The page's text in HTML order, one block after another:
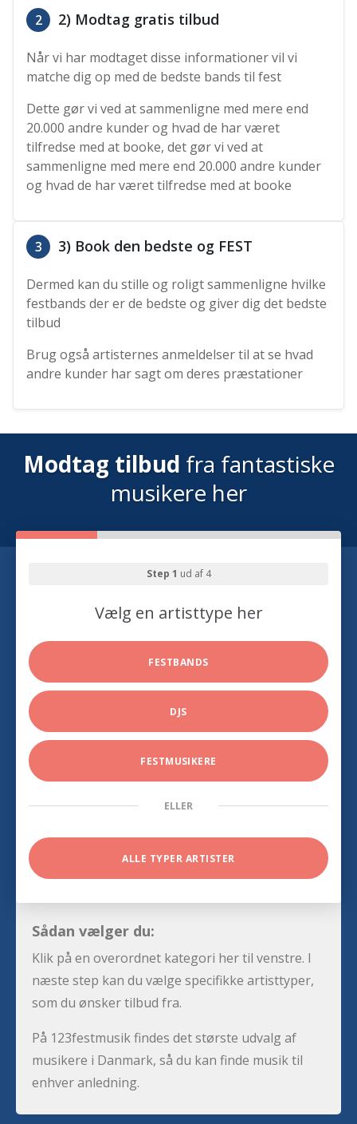
2 2) Modtag gratis tilbud
Når vi har modtaget disse informationer vil vi
matche dig op med de bedste bands til fest
Dette gør vi ved at sammenligne med mere end
20.000 andre kunder og hvad de har været
tilfredse med at booke, det gør vi ved at
sammenligne med mere end 20.000 andre kunder
og hvad de har været tilfredse med at booke
3 3) Book den bedste og FEST
Dermed kan du stille og roligt sammenligne hvilke
festbands der er de bedste og giver dig det bedste
tilbud
Brug også artisternes anmeldelser til at se hvad
andre kunder har sagt om deres præstationer
Modtag tilbud fra fantastiske
musikere her
Step 1 ud af 4
Vælg en artisttype her
FESTBANDS
DJS
FESTMUSIKERE
ELLER
ALLE TYPER ARTISTER
Sådan vælger du:
Klik på en overordnet kategori her til venstre. I
næste step kan du vælge specifikke artisttyper,
som du ønsker tilbud fra.
På 123festmusik findes det største udvalg af
musikere i Danmark, så du kan finde musik til
enhver anledning.